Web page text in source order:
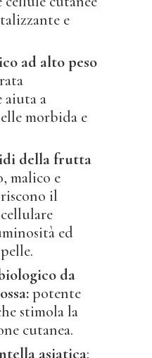
e
ad alto peso
aiuta a
morbida e
della frutta
malico e
il
ed
da
potente
stimola la
cutanea.
asiatica: